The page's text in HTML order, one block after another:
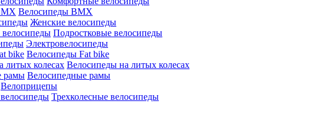
Велосипеды BMX
Женские велосипеды
Подростковые велосипеды
Электровелосипеды
Велосипеды Fat bike
Велосипеды на литых колесах
Велосипедные рамы
Велоприцепы
Трехколесные велосипеды